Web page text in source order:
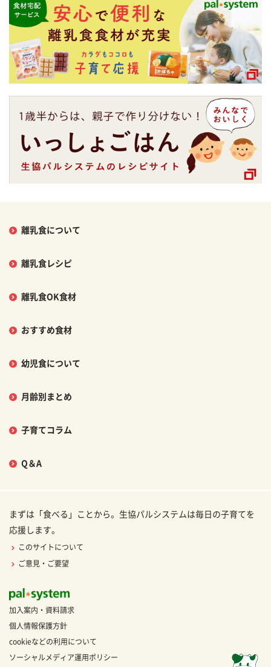
離乳食について
離乳食レシピ
離乳食OK食材
おすすめ食材
幼児食について
月齢別まとめ
子育てコラム
Q＆A
まずは「食べる」ことから。生協パルシステムは毎日の子育てを
応援します。
このサイトについて
ご意見・ご要望
加入案内・資料請求
個人情報保護方針
cookieなどの利用について
ソーシャルメディア運用ポリシー